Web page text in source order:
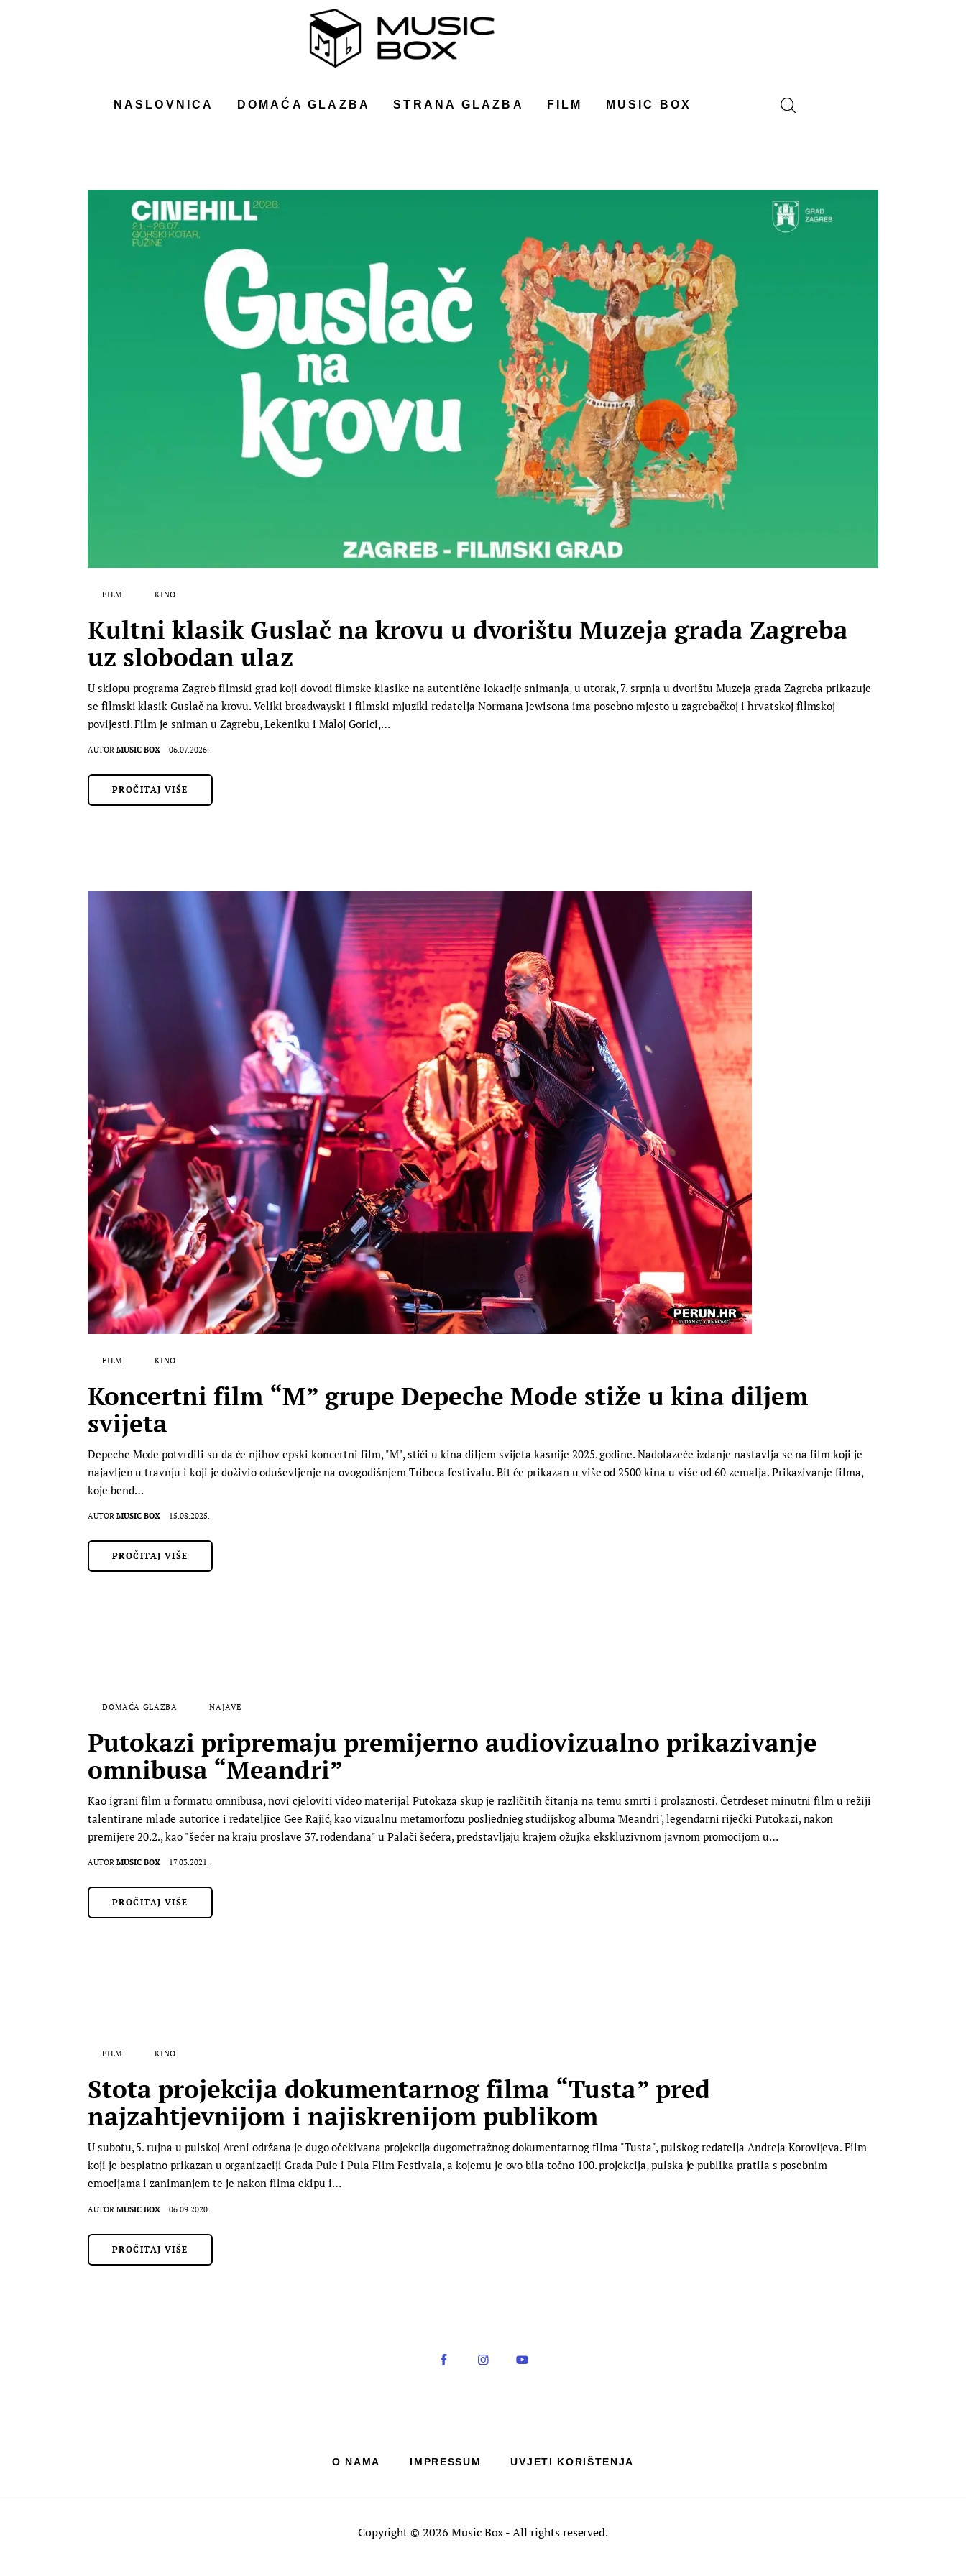
NASLOVNICA DOMAĆA GLAZBA STRANA GLAZBA FILM MUSIC BOX
FILM KINO
Kultni klasik Guslač na krovu u dvorištu Muzeja grada Zagreba
uz slobodan ulaz
U sklopu programa Zagreb filmski grad koji dovodi filmske klasike na autentične lokacije snimanja, u utorak, 7. srpnja u dvorištu Muzeja grada Zagreba prikazuje
se filmski klasik Guslač na krovu. Veliki broadwayski i filmski mjuzikl redatelja Normana Jewisona ima posebno mjesto u zagrebačkoj i hrvatskoj filmskoj
povijesti. Film je sniman u Zagrebu, Lekeniku i Maloj Gorici,…
AUTOR MUSIC BOX 06.07.2026.
PROČITAJ VIŠE
FILM KINO
Koncertni film “M” grupe Depeche Mode stiže u kina diljem
svijeta
Depeche Mode potvrdili su da će njihov epski koncertni film, "M", stići u kina diljem svijeta kasnije 2025. godine. Nadolazeće izdanje nastavlja se na film koji je
najavljen u travnju i koji je doživio oduševljenje na ovogodišnjem Tribeca festivalu. Bit će prikazan u više od 2500 kina u više od 60 zemalja. Prikazivanje filma,
koje bend…
AUTOR MUSIC BOX 15.08.2025.
PROČITAJ VIŠE
DOMAĆA GLAZBA NAJAVE
Putokazi pripremaju premijerno audiovizualno prikazivanje
omnibusa “Meandri”
Kao igrani film u formatu omnibusa, novi cjeloviti video materijal Putokaza skup je različitih čitanja na temu smrti i prolaznosti. Četrdeset minutni film u režiji
talentirane mlade autorice i redateljice Gee Rajić, kao vizualnu metamorfozu posljednjeg studijskog albuma 'Meandri', legendarni riječki Putokazi, nakon
premijere 20.2., kao "šećer na kraju proslave 37. rođendana" u Palači šećera, predstavljaju krajem ožujka ekskluzivnom javnom promocijom u…
AUTOR MUSIC BOX 17.03.2021.
PROČITAJ VIŠE
FILM KINO
Stota projekcija dokumentarnog filma “Tusta” pred
najzahtjevnijom i najiskrenijom publikom
U subotu, 5. rujna u pulskoj Areni održana je dugo očekivana projekcija dugometražnog dokumentarnog filma "Tusta", pulskog redatelja Andreja Korovljeva. Film
koji je besplatno prikazan u organizaciji Grada Pule i Pula Film Festivala, a kojemu je ovo bila točno 100. projekcija, pulska je publika pratila s posebnim
emocijama i zanimanjem te je nakon filma ekipu i…
AUTOR MUSIC BOX 06.09.2020.
PROČITAJ VIŠE
O NAMA IMPRESSUM UVJETI KORIŠTENJA
Copyright © 2026 Music Box - All rights reserved.